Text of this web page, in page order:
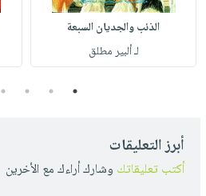
الذئب والجديان السبعة
لـ ألبير مطلق
1
2
3
4
أبرز التعليقات
أكتب تعليقاتك وشارك أراءك مع الأخرين